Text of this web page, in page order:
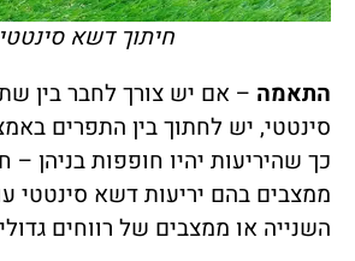
חיתוך דשא סינטטי
התאמה – אם יש צורך לחבר בין
סינטטי, יש לחתוך בין התפרים
כך שהיריעות יהיו חופפות בניהן –
ממצבים בהם יריעות דשא סינטטי
השנייה או ממצבים של רווחים